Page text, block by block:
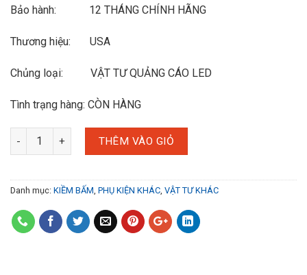
Bảo hành: 12 THÁNG CHÍNH HÃNG
Thương hiệu: USA
Chủng loại: VẬT TƯ QUẢNG CÁO LED
Tình trạng hàng: CÒN HÀNG
THÊM VÀO GIỎ
Danh mục: KIỀM BẤM, PHỤ KIỆN KHÁC, VẬT TƯ KHÁC